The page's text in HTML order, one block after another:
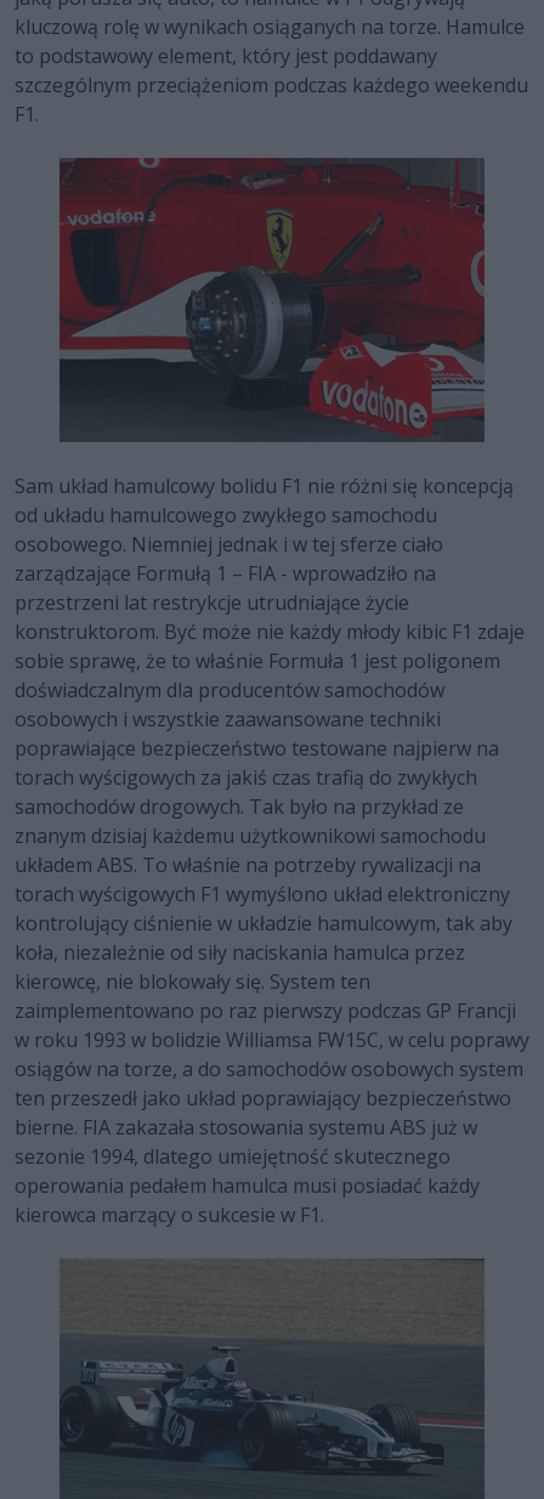
kluczową rolę w wynikach osiąganych na torze. Hamulce
to podstawowy element, który jest poddawany
szczególnym przeciążeniom podczas każdego weekendu
F1.
Sam układ hamulcowy bolidu F1 nie różni się koncepcją
od układu hamulcowego zwykłego samochodu
osobowego. Niemniej jednak i w tej sferze ciało
zarządzające Formułą 1 – FIA - wprowadziło na
przestrzeni lat restrykcje utrudniające życie
konstruktorom. Być może nie każdy młody kibic F1 zdaje
sobie sprawę, że to właśnie Formuła 1 jest poligonem
doświadczalnym dla producentów samochodów
osobowych i wszystkie zaawansowane techniki
poprawiające bezpieczeństwo testowane najpierw na
torach wyścigowych za jakiś czas trafią do zwykłych
samochodów drogowych. Tak było na przykład ze
znanym dzisiaj każdemu użytkownikowi samochodu
układem ABS. To właśnie na potrzeby rywalizacji na
torach wyścigowych F1 wymyślono układ elektroniczny
kontrolujący ciśnienie w układzie hamulcowym, tak aby
koła, niezależnie od siły naciskania hamulca przez
kierowcę, nie blokowały się. System ten
zaimplementowano po raz pierwszy podczas GP Francji
w roku 1993 w bolidzie Williamsa FW15C, w celu poprawy
osiągów na torze, a do samochodów osobowych system
ten przeszedł jako układ poprawiający bezpieczeństwo
bierne. FIA zakazała stosowania systemu ABS już w
sezonie 1994, dlatego umiejętność skutecznego
operowania pedałem hamulca musi posiadać każdy
kierowca marzący o sukcesie w F1.